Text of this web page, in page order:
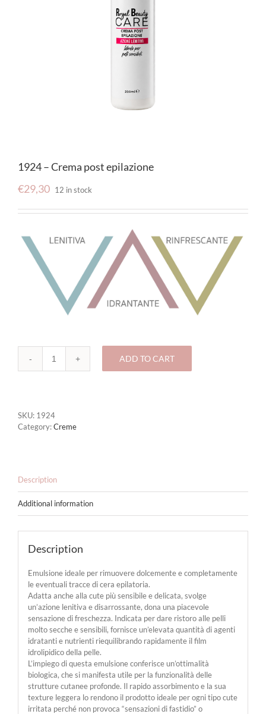
1924 – Crema post epilazione
€29,30 12 in stock
1924
quantity
ADD TO CART
SKU: 1924
Category:Creme
Description
Additional information
Description
Emulsione ideale per rimuovere dolcemente e completamente
le eventuali tracce di cera epilatoria.
Adatta anche alla cute più sensibile e delicata, svolge
un’azione lenitiva e disarrossante, dona una piacevole
sensazione di freschezza. Indicata per dare ristoro alle pelli
molto secche e sensibili, fornisce un’elevata quantità di agenti
idratanti e nutrienti riequilibrando rapidamente il film
idrolipidico della pelle.
L’impiego di questa emulsione conferisce un’ottimalità
biologica, che si manifesta utile per la funzionalità delle
strutture cutanee profonde. Il rapido assorbimento e la sua
texture leggera lo rendono il prodotto ideale per ogni tipo cute
irritata perché non provoca “sensazioni di fastidio” o